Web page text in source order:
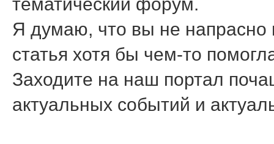
Я думаю, что вы не напрасно
статья хотя бы чем-то
Заходите на наш портал
актуальных событий и